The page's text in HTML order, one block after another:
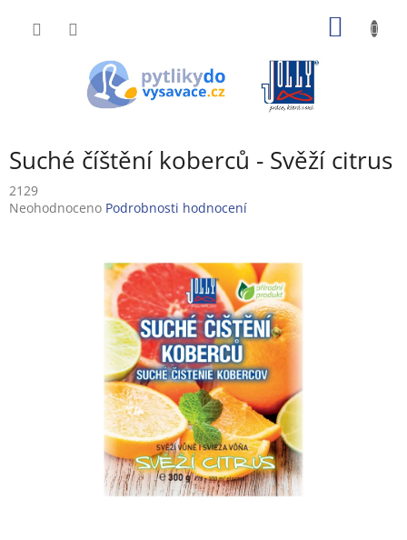
Suché číštění koberců - Svěží citrus
2129
Průměrné
Neohodnoceno Podrobnosti hodnocení